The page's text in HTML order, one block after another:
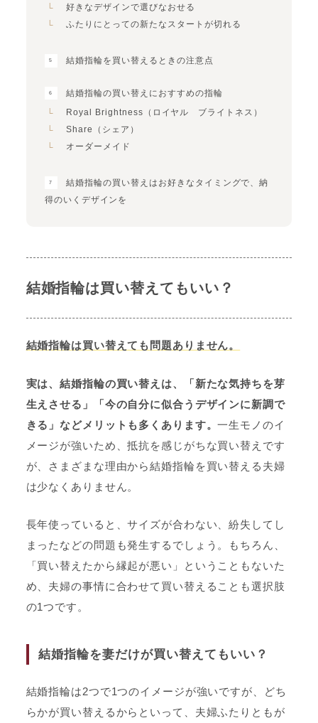
好きなデザインで選びなおせる
ふたりにとっての新たなスタートが切れる
結婚指輪を買い替えるときの注意点
結婚指輪の買い替えにおすすめの指輪
Royal Brightness（ロイヤル ブライトネス）
Share（シェア）
オーダーメイド
結婚指輪の買い替えはお好きなタイミングで、納
得のいくデザインを
結婚指輪は買い替えてもいい？
結婚指輪は買い替えても問題ありません。
実は、結婚指輪の買い替えは、「新たな気持ちを芽
生えさせる」「今の自分に似合うデザインに新調で
きる」などメリットも多くあります。一生モノのイ
メージが強いため、抵抗を感じがちな買い替えです
が、さまざまな理由から結婚指輪を買い替える夫婦
は少なくありません。
長年使っていると、サイズが合わない、紛失してし
まったなどの問題も発生するでしょう。もちろん、
「買い替えたから縁起が悪い」ということもないた
め、夫婦の事情に合わせて買い替えることも選択肢
の1つです。
結婚指輪を妻だけが買い替えてもいい？
結婚指輪は2つで1つのイメージが強いですが、どち
らかが買い替えるからといって、夫婦ふたりともが